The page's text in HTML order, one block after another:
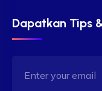
Dapatkan Tips